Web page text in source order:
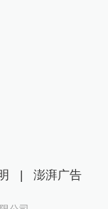
| 澎湃广告